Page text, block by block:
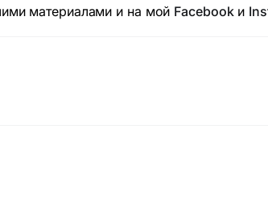
материалами и на мой Facebookи